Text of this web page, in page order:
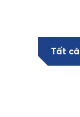
Tất cả